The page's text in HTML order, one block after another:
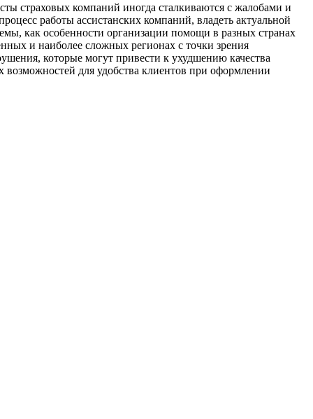
страховых компаний иногда сталкиваются с жалобами и
работы ассистанских компаний, владеть актуальной
как особенности организации помощи в разных странах
и наиболее сложных регионах с точки зрения
которые могут привести к ухудшению качества
возможностей для удобства клиентов при оформлении